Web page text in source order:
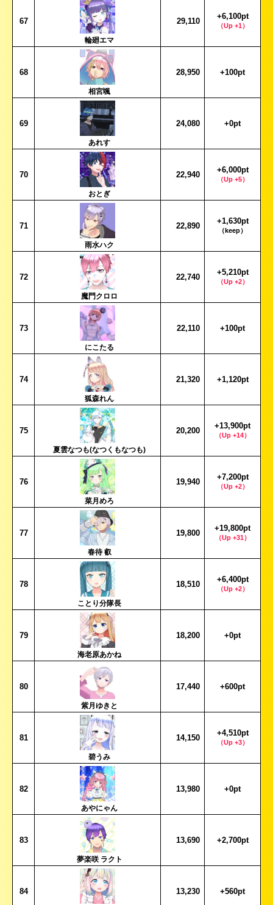
67
輪廻エマ
29,110
+6,100pt
（Up +1）
68
相宮颯
28,950 +100pt
69
あれす
24,080 +0pt
70
おとぎ
22,940
+6,000pt
（Up +5）
71
雨水ハク
22,890
+1,630pt
（keep）
72
魔門クロロ
22,740
+5,210pt
（Up +2）
73
にこたる
22,110 +100pt
74
狐森れん
21,320 +1,120pt
75
夏雲なつも(なつくもなつも)
20,200
+13,900pt
（Up +14）
76
菜月めろ
19,940
+7,200pt
（Up +2）
77
春待 叡
19,800
+19,800pt
（Up +31）
78
ことり分隊長
18,510
+6,400pt
（Up +2）
79
海老原あかね
18,200 +0pt
80
紫月ゆきと
17,440 +600pt
81
碧うみ
14,150
+4,510pt
（Up +3）
82
あやにゃん
13,980 +0pt
83
夢楽咲 ラクト
13,690 +2,700pt
84 13,230 +560pt